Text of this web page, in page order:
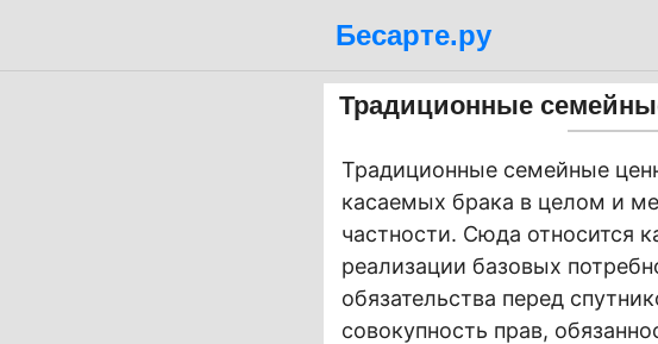
Бесарте.ру
Традиционные
Традиционные семейные
касаемых брака в целом и
частности. Сюда относится
реализации базовых
обязательства перед
совокупность прав,